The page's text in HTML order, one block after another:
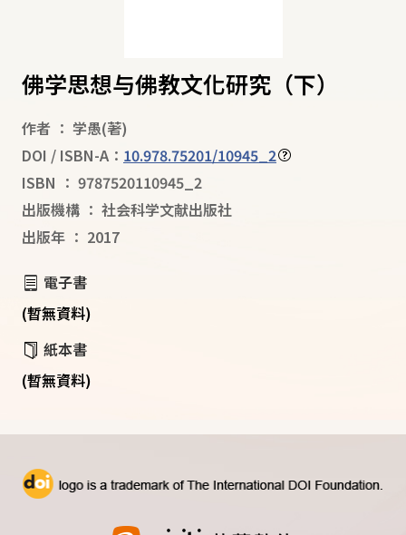
佛学思想与佛教文化研究（下）
作者 ： 学愚(著)
DOI / ISBN-A： 10.978.75201/10945_2
ISBN ： 9787520110945_2
出版機構 ： 社会科学文献出版社
出版年 ： 2017
電子書
(暫無資料)
紙本書
(暫無資料)